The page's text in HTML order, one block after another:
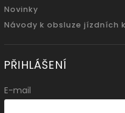
Novinky
Návody k obsluze jízdních
PŘIHLÁŠENÍ
E-mail